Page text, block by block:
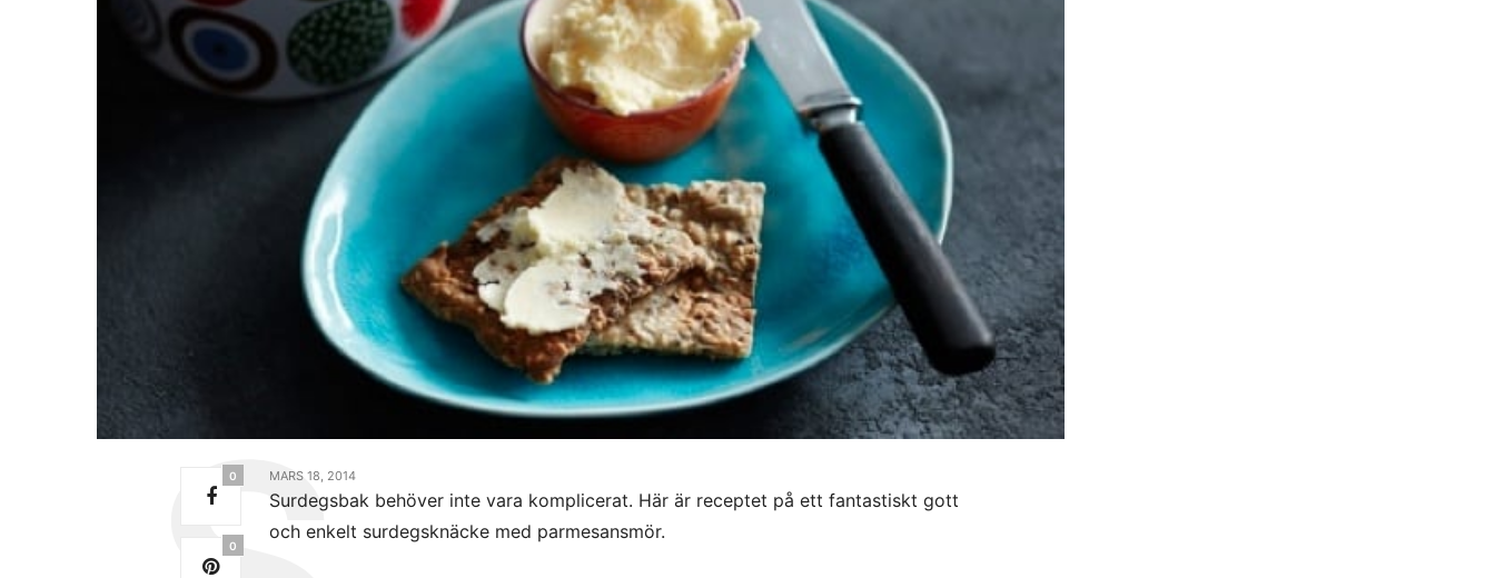
0
0
MARS 18, 2014
Surdegsbak behöver inte vara komplicerat. Här är receptet på ett fantastiskt gott
och enkelt surdegsknäcke med parmesansmör.